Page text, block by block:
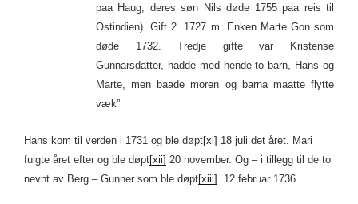
paa Haug; deres søn Nils døde 1755 paa reis til
Ostindien). Gift 2. 1727 m. Enken Marte Gon som
døde 1732. Tredje gifte var Kristense
Gunnarsdatter, hadde med hende to barn, Hans og
Marte, men baade moren og barna maatte flytte
væk”
Hans kom til verden i 1731 og ble døpt[xi] 18 juli det året. Mari
fulgte året efter og ble døpt[xii] 20 november. Og – i tillegg til de to
nevnt av Berg – Gunner som ble døpt[xiii] 12 februar 1736.